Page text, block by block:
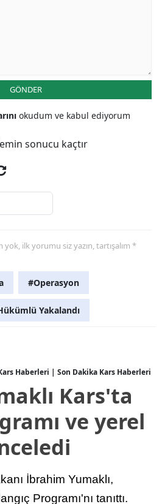
Muş
Nevşehir
Niğde
Samsun
Siirt
Sinop
Sivas
Tokat
Trabzon
Tunceli
Uşak
Van
GÖNDER
okudum ve kabul ediyorum
sonucu kaçtır
ilk yorumu siz yazın, tartışalım *
#Operasyon
Yakalandı
Haberleri | Son Dakika Kars Haberleri
Kars'ta
ve yerel
İbrahim Yumaklı,
Programı'nı tanıttı.